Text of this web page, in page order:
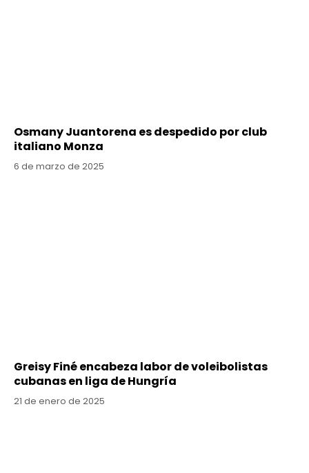
Osmany Juantorena es despedido por club
italiano Monza
6 de marzo de 2025
Greisy Finé encabeza labor de voleibolistas
cubanas en liga de Hungría
21 de enero de 2025